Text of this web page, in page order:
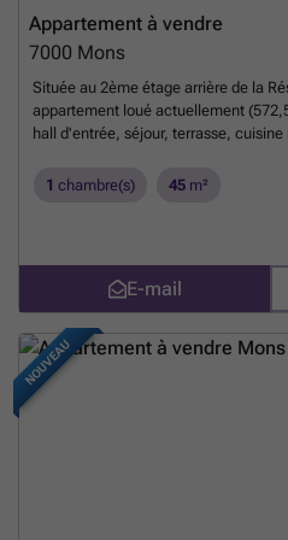
Appartement à vendre
7000 Mons
Située au 2ème étage arrière de la
appartement loué actuellement
hall d'entrée, séjour, terrasse,
souterrain et cave communicante.
à partir de 120.000,00 €. PEB n°
1 chambre(s) 45 m²
E-mail
NOUVEAU